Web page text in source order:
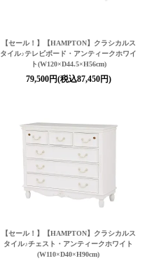
【セール！】【HAMPTON】クラシカルス
タイル♪テレビボード・アンティークホワイ
ト(W120×D44.5×H56cm)
79,500円(税込87,450円)
【セール！】【HAMPTON】クラシカルス
タイル♪チェスト・アンティークホワイト
(W110×D40×H90cm)